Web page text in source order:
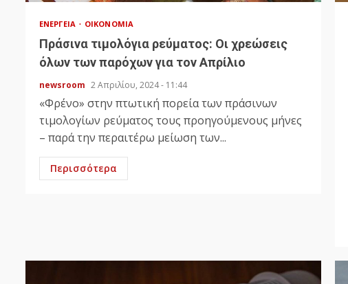
ΕΝΈΡΓΕΙΑ ΟΙΚΟΝΟΜΊΑ
Πράσινα τιμολόγια ρεύματος: Οι χρεώσεις
όλων των παρόχων για τον Απρίλιο
newsroom 2 Απριλίου, 2024 - 11:44
«Φρένο» στην πτωτική πορεία των πράσινων
τιμολογίων ρεύματος τους προηγούμενους μήνες
– παρά την περαιτέρω μείωση των...
Περισσότερα